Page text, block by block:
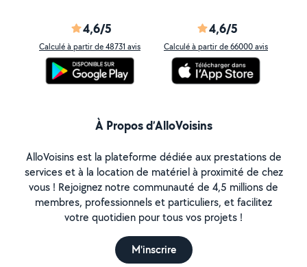
4,6/5
Calculé à partir de 48731 avis
4,6/5
Calculé à partir de 66000 avis
À Propos d’AlloVoisins
AlloVoisins est la plateforme dédiée aux prestations de
services et à la location de matériel à proximité de chez
vous ! Rejoignez notre communauté de 4,5 millions de
membres, professionnels et particuliers, et facilitez
votre quotidien pour tous vos projets !
M'inscrire